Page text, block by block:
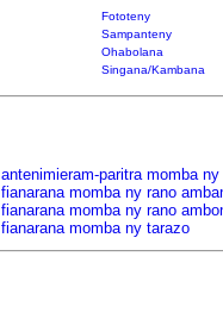
Fototeny
Sampanteny
Ohabolana
Singana/Kambana
antenimieram-paritra momba
fianarana momba ny rano
fianarana momba ny rano
fianarana momba ny tarazo